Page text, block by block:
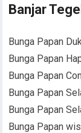
Banjar
Bunga Papan
Bunga Papan
Bunga Papan
Bunga Papan
Bunga Papan
Bunga Papan